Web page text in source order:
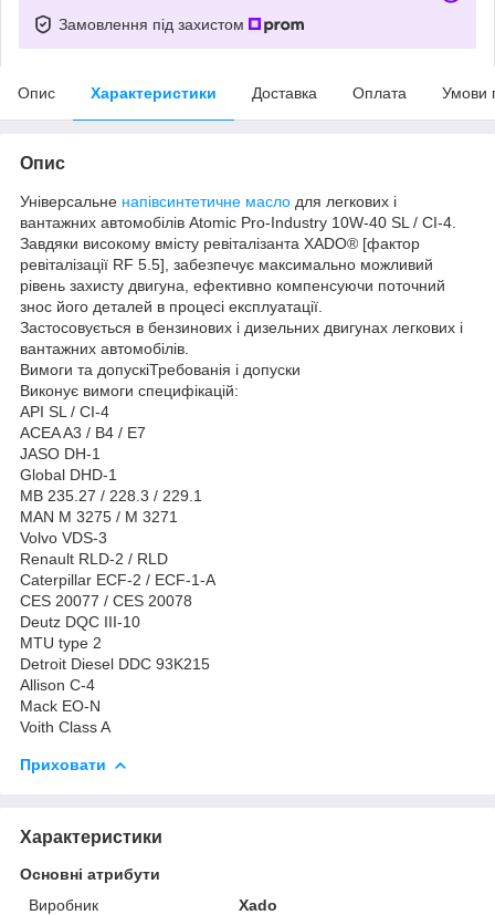
Замовлення під захистом
Опис Характеристики Доставка Оплата Умови
Опис
Універсальне напівсинтетичне масло для легкових і
вантажних автомобілів Atomic Pro-Industry 10W-40 SL / CI-4.
Завдяки високому вмісту ревіталізанта XADO® [фактор
ревіталізації RF 5.5], забезпечує максимально можливий
рівень захисту двигуна, ефективно компенсуючи поточний
знос його деталей в процесі експлуатації.
Застосовується в бензинових і дизельних двигунах легкових і
вантажних автомобілів.
Вимоги та допускіТребованія і допуски
Виконує вимоги специфікацій:
API SL / CI-4
ACEA A3 / B4 / E7
JASO DH-1
Global DHD-1
MB 235.27 / 228.3 / 229.1
MAN M 3275 / M 3271
Volvo VDS-3
Renault RLD-2 / RLD
Caterpillar ECF-2 / ECF-1-A
CES 20077 / CES 20078
Deutz DQC III-10
MTU type 2
Detroit Diesel DDC 93K215
Allison C-4
Mack EO-N
Voith Class A
Приховати
Характеристики
Основні атрибути
Виробник
Xado